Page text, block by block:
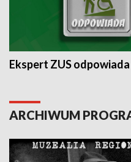
Ekspert ZUS odpowiada
ARCHIWUM